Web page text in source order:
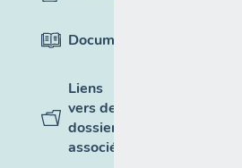
Documentation
Liens
vers des
dossiers
associés